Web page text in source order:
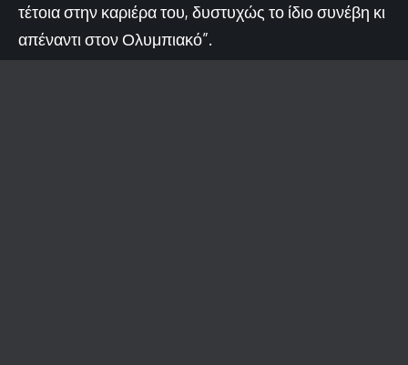
τέτοια στην καριέρα του, δυστυχώς το ίδιο συνέβη κι
απέναντι στον Ολυμπιακό”.